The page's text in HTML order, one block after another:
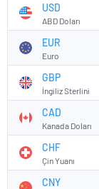
USD
ABD Doları
EUR
Euro
GBP
İngiliz Sterlini
CAD
Kanada Doları
CHF
Çin Yuanı
CNY